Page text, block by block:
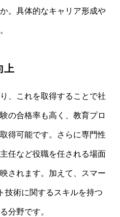
。具体的なキャリア形成や
上
、これを取得することで社
の合格率も高く、教育プロ
得可能です。さらに専門性
任など役職を任される場面
されます。加えて、スマー
技術に関するスキルを持つ
分野です。